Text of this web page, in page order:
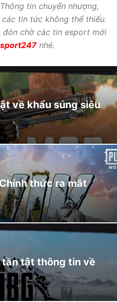
tin chuyển nhượng,
tin tức không thể thiếu.
đón chờ các tin esport mới
nhé.
về khẩu súng siêu
thức ra mắt
tần tật thông tin về